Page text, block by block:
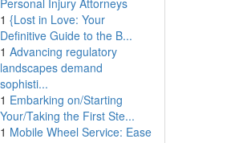
Personal Injury Attorneys
1 {Lost in Love: Your
Definitive Guide to the B...
1 Advancing regulatory
landscapes demand
sophisti...
1 Embarking on/Starting
Your/Taking the First Ste...
1 Mobile Wheel Service: Ease